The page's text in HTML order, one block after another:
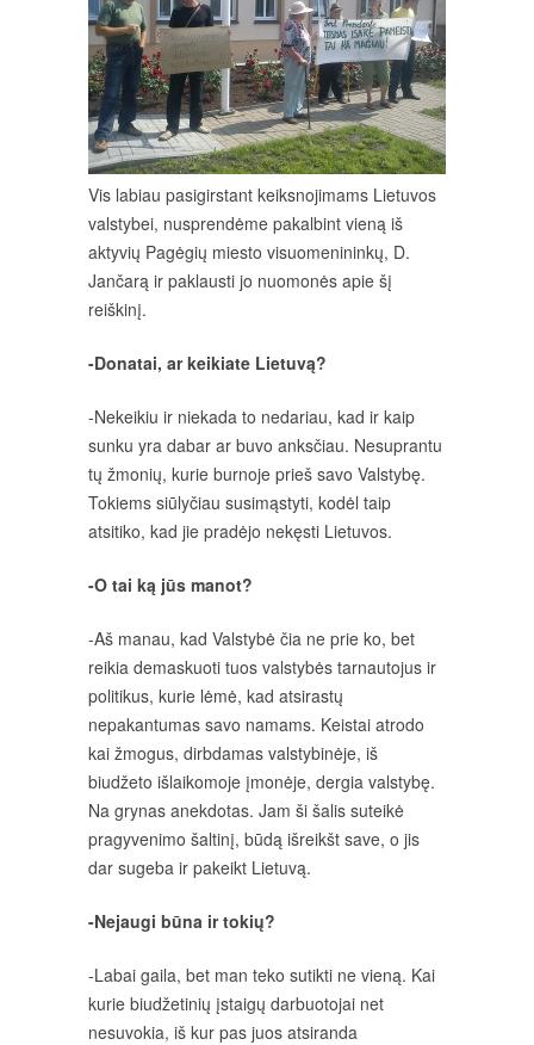
Vis labiau pasigirstant keiksnojimams Lietuvos
valstybei, nusprendėme pakalbint vieną iš
aktyvių Pagėgių miesto visuomenininkų, D.
Jančarą ir paklausti jo nuomonės apie šį
reiškinį.
-Donatai, ar keikiate Lietuvą?
-Nekeikiu ir niekada to nedariau, kad ir kaip
sunku yra dabar ar buvo anksčiau. Nesuprantu
tų žmonių, kurie burnoje prieš savo Valstybę.
Tokiems siūlyčiau susimąstyti, kodėl taip
atsitiko, kad jie pradėjo nekęsti Lietuvos.
-O tai ką jūs manot?
-Aš manau, kad Valstybė čia ne prie ko, bet
reikia demaskuoti tuos valstybės tarnautojus ir
politikus, kurie lėmė, kad atsirastų
nepakantumas savo namams. Keistai atrodo
kai žmogus, dirbdamas valstybinėje, iš
biudžeto išlaikomoje įmonėje, dergia valstybę.
Na grynas anekdotas. Jam ši šalis suteikė
pragyvenimo šaltinį, būdą išreikšt save, o jis
dar sugeba ir pakeikt Lietuvą.
-Nejaugi būna ir tokių?
-Labai gaila, bet man teko sutikti ne vieną. Kai
kurie biudžetinių įstaigų darbuotojai net
nesuvokia, iš kur pas juos atsiranda